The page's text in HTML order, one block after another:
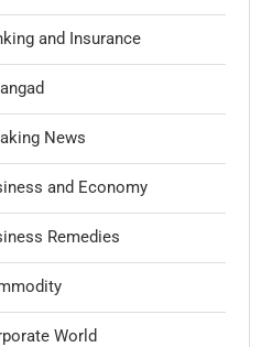
and Insurance
News
and Economy
Remedies
World